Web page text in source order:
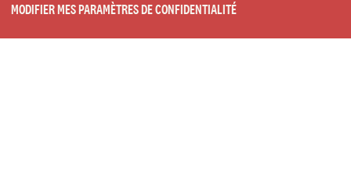
MODIFIER MES PARAMÈTRES DE CONFIDENTIALITÉ